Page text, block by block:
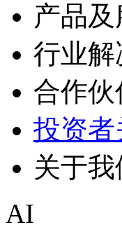
产品及
行业解
合作伙
投资者
关于我
AI